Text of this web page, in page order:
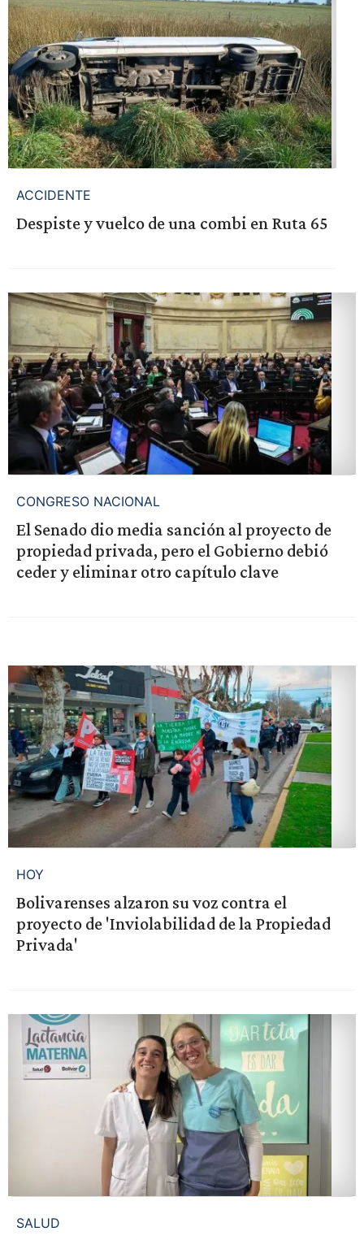
ACCIDENTE
Despiste y vuelco de una combi en Ruta 65
CONGRESO NACIONAL
El Senado dio media sanción al proyecto de
propiedad privada, pero el Gobierno debió
ceder y eliminar otro capítulo clave
HOY
Bolivarenses alzaron su voz contra el
proyecto de 'Inviolabilidad de la Propiedad
Privada'
SALUD